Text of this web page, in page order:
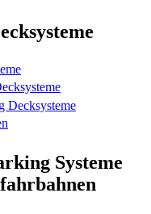
Decksysteme
Systeme